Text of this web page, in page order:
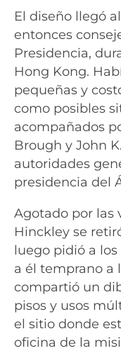
El diseño llegó
entonces
Presidencia,
Hong Kong.
pequeñas y
como posibles
acompañados
Brough y John
autoridades
presidencia del
Agotado por las
Hinckley se
luego pidió a
a él temprano a
compartió un
pisos y usos
el sitio donde
oficina de la